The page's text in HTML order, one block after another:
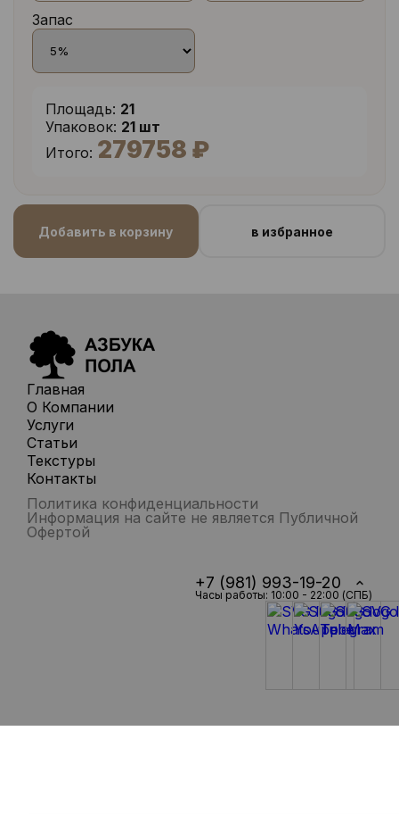
Запас
Площадь: 21
Упаковок: 21 шт
Итого: 279758 ₽
Добавить в корзину в избранное
Главная
О Компании
Услуги
Статьи
Текстуры
Контакты
Политика конфиденциальности
Информация на сайте не является Публичной
Офертой
+7 (981) 993-19-20
Часы работы: 10:00 - 22:00 (СПБ)